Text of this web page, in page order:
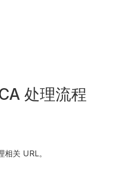
处理流程
关 URL。